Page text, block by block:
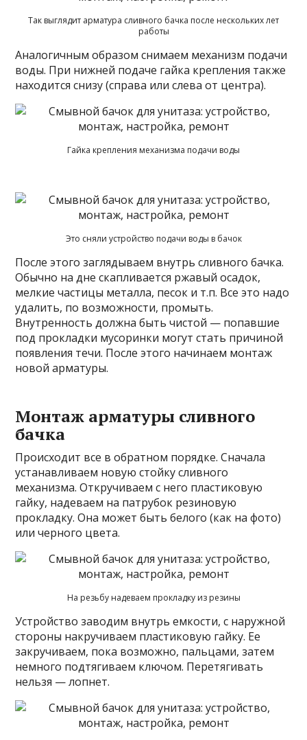
Так выглядит арматура сливного бачка после нескольких лет
работы
Аналогичным образом снимаем механизм подачи
воды. При нижней подаче гайка крепления также
находится снизу (справа или слева от центра).
Гайка крепления механизма подачи воды
Это сняли устройство подачи воды в бачок
После этого заглядываем внутрь сливного бачка.
Обычно на дне скапливается ржавый осадок,
мелкие частицы металла, песок и т.п. Все это надо
удалить, по возможности, промыть.
Внутренность должна быть чистой — попавшие
под прокладки мусоринки могут стать причиной
появления течи. После этого начинаем монтаж
новой арматуры.
Монтаж арматуры сливного
бачка
Происходит все в обратном порядке. Сначала
устанавливаем новую стойку сливного
механизма. Откручиваем с него пластиковую
гайку, надеваем на патрубок резиновую
прокладку. Она может быть белого (как на фото)
или черного цвета.
На резьбу надеваем прокладку из резины
Устройство заводим внутрь емкости, с наружной
стороны накручиваем пластиковую гайку. Ее
закручиваем, пока возможно, пальцами, затем
немного подтягиваем ключом. Перетягивать
нельзя — лопнет.